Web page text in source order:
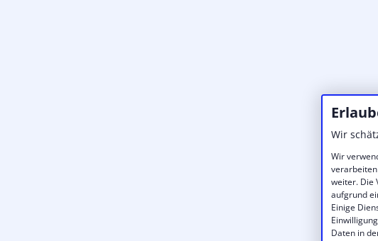
Wir
Wir
weiter. Die
aufgrund
Einige
Daten in